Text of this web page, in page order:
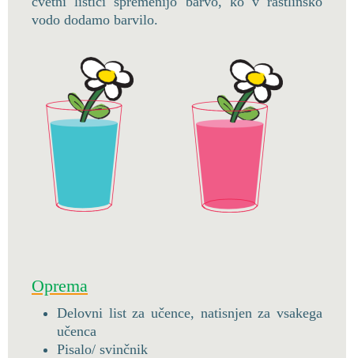
vodo dodamo barvilo.
Oprema
Delovni list za učence, natisnjen za vsakega
učenca
Pisalo/ svinčnik